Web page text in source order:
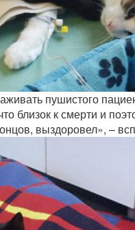
пушистого
близок к смерти и
выздоровел», –